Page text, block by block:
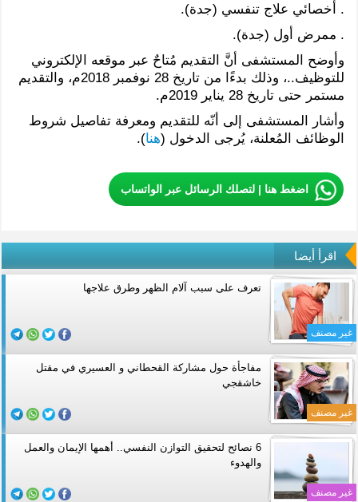
. أخصائي علاج تنفسي (جدة).
. ممرض أول (جدة).
وأوضح المستشفى أنَّ التقديم مُتاحٌ عبر موقعه الإلكتروني
للتوظيف..، وذلك بدءًا من تاريخ 28 نوفمبر 2018م، والتقديم
مستمر حتى تاريخ 28 يناير 2019م.
وأشار المستشفى إلى أنّه للتقديم ومعرفة تفاصيل شروط
الوظائف المُعلنة، يُرجى الدخول (هنا).
اضغط هنا | لتصلك الرسائل عبر الواتساب
اقرأ أيضا
غير مصنف
تعرف على سبب آلام الظهر وطرق علاجها
غير مصنف
مفاجأة حول مشاركة القحطاني و العسيري في مقتل
خاشقجي
غير مصنف
6 نصائح لتحقيق التوازن النفسي.. أهمها الإيمان والعمل
والهدوء